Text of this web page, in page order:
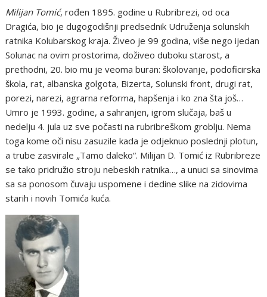
Milijan Tomić, rođen 1895. godine u Rubribrezi, od oca
Dragića, bio je dugogodišnji predsednik Udruženja solunskih
ratnika Kolubarskog kraja. Živeo je 99 godina, više nego ijedan
Solunac na ovim prostorima, doživeo duboku starost, a
prethodni, 20. bio mu je veoma buran: školovanje, podoficirska
škola, rat, albanska golgota, Bizerta, Solunski front, drugi rat,
porezi, narezi, agrarna reforma, hapšenja i ko zna šta još…
Umro je 1993. godine, a sahranjen, igrom slučaja, baš u
nedelju 4. jula uz sve počasti na rubribreškom groblju. Nema
toga kome oči nisu zasuzile kada je odjeknuo poslednji plotun,
a trube zasvirale „Tamo daleko“. Milijan D. Tomić iz Rubribreze
se tako pridružio stroju nebeskih ratnika…, a unuci sa sinovima
sa sa ponosom čuvaju uspomene i dedine slike na zidovima
starih i novih Tomića kuća.